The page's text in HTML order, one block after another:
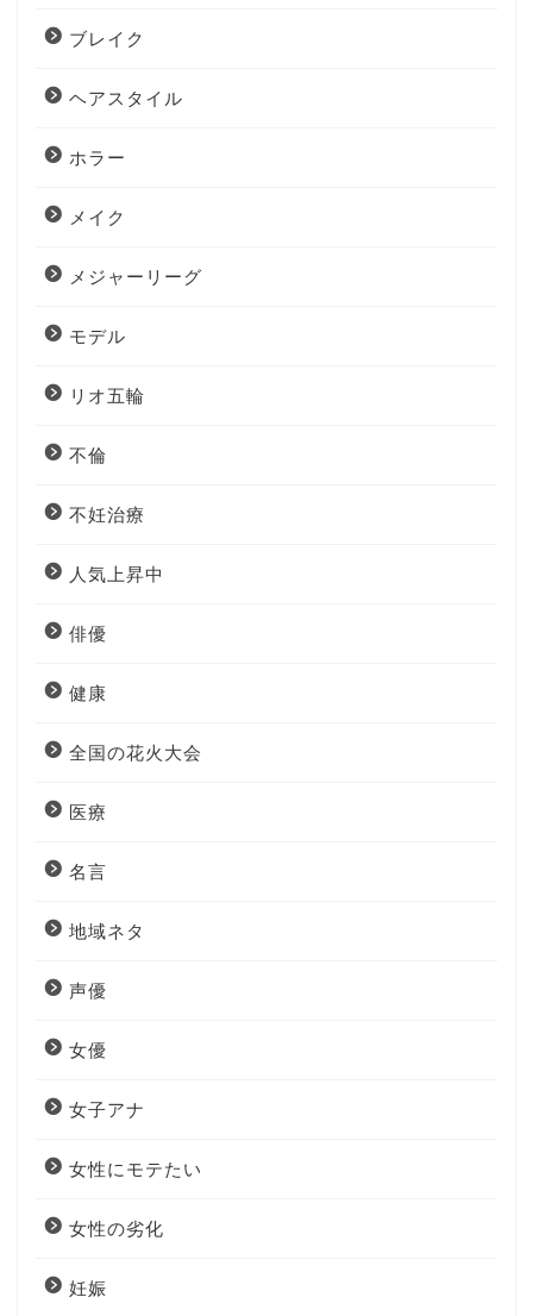
ブレイク
ヘアスタイル
ホラー
メイク
メジャーリーグ
モデル
リオ五輪
不倫
不妊治療
人気上昇中
俳優
健康
全国の花火大会
医療
名言
地域ネタ
声優
女優
女子アナ
女性にモテたい
女性の劣化
妊娠